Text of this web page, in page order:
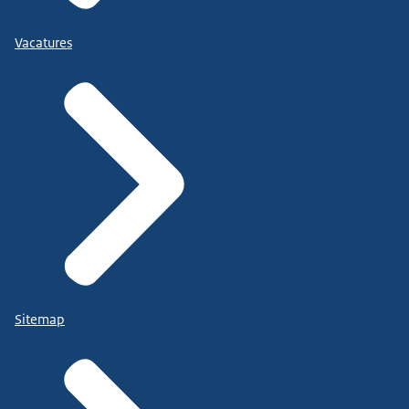
Vacatures
Sitemap